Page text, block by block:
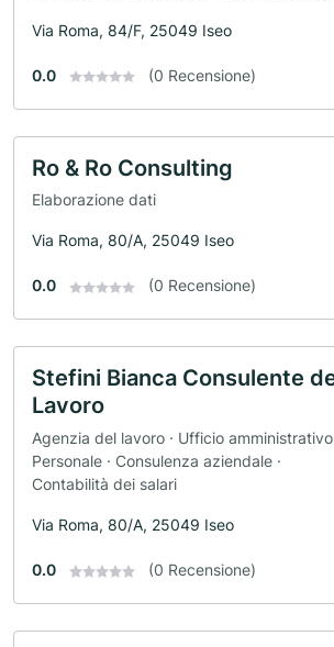
Via Roma, 84/F, 25049 Iseo
0.0 (0 Recensione)
Ro & Ro Consulting
Elaborazione dati
Via Roma, 80/A, 25049 Iseo
0.0 (0 Recensione)
Stefini Bianca Consulente
Lavoro
Agenzia del lavoro · Ufficio amministrativo
Personale · Consulenza aziendale ·
Contabilità dei salari
Via Roma, 80/A, 25049 Iseo
0.0 (0 Recensione)